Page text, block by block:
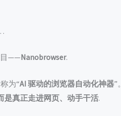
目——Nanobrowser.
为“AI 驱动的浏览器自动化神器”。
是真正走进网页、动手干活.